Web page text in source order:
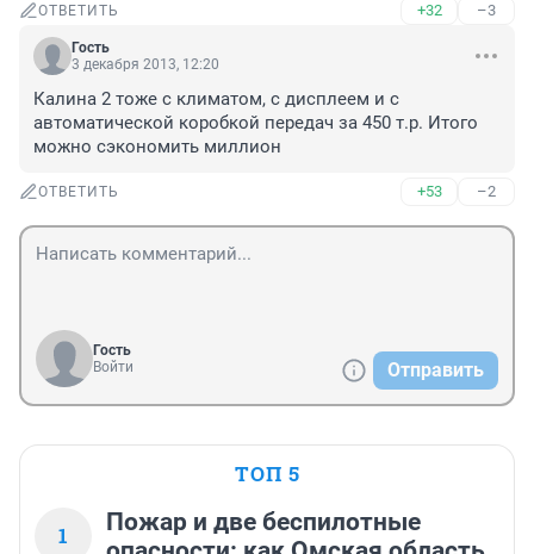
ОТВЕТИТЬ +32 –3
Гость
3 декабря 2013, 12:20
Калина 2 тоже с климатом, с дисплеем и с
автоматической коробкой передач за 450 т.р. Итого
можно сэкономить миллион
ОТВЕТИТЬ +53 –2
Гость
Войти
Отправить
ТОП 5
1
Пожар и две беспилотные